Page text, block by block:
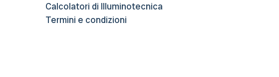
Calcolatori di Illuminotecnica
Termini e condizioni